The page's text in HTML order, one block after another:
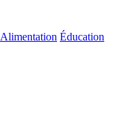
Alimentation Éducation